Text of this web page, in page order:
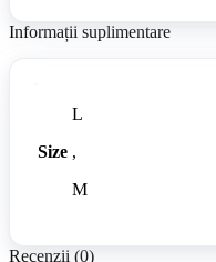
Informații suplimentare
Size
L
,
M
Recenzii (0)